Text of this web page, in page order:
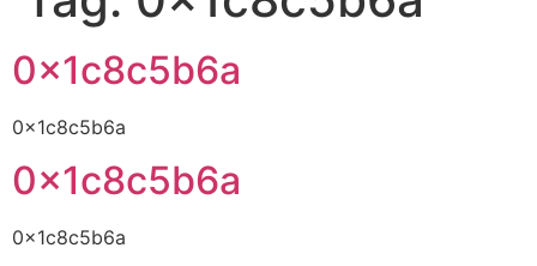
0x1c8c5b6a
0x1c8c5b6a
0x1c8c5b6a
0x1c8c5b6a